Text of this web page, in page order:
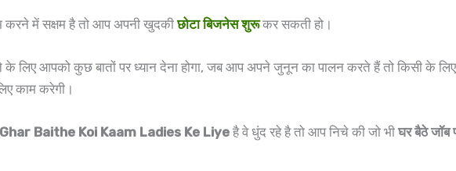
करने में सक्षम है तो आप अपनी खुदकीछोटा बिजनेस शुरूकर सकती हो।
लिए आपको कुछ बातों पर ध्यान देना होगा, जब आप अपने जुनून का पालन करते हैं तो किसी के
काम करेगी।
Ghar Baithe Koi Kaam Ladies Ke Liye है वे धुंद रहे है तो आप निचे की जो भी घर बैठे जॉब